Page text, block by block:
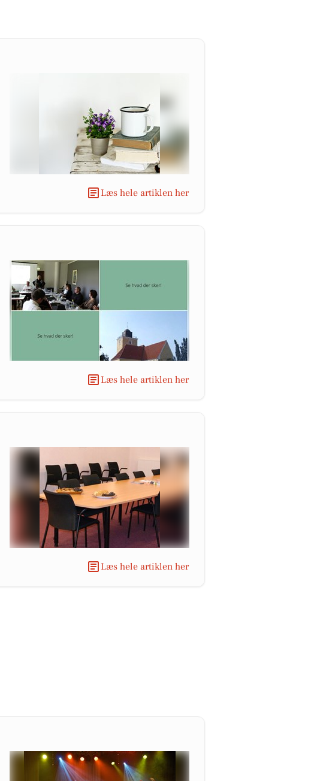
Læs hele artiklen her
Læs hele artiklen her
Læs hele artiklen her